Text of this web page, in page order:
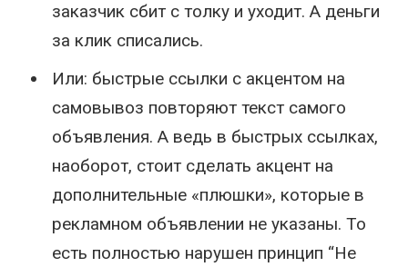
заказчик сбит с толку и уходит. А деньги
за клик списались.
Или: быстрые ссылки с акцентом на
самовывоз повторяют текст самого
объявления. А ведь в быстрых ссылках,
наоборот, стоит сделать акцент на
дополнительные «плюшки», которые в
рекламном объявлении не указаны. То
есть полностью нарушен принцип “Не